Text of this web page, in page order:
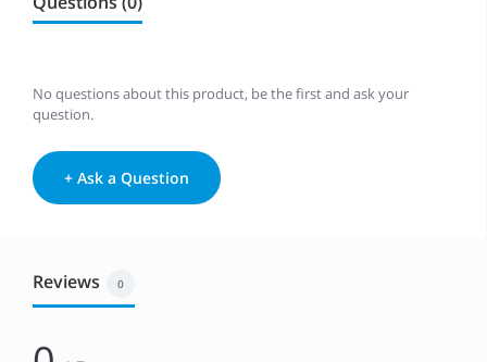
No questions about this product, be the first and ask your
question.
+ Ask a Question
Reviews 0